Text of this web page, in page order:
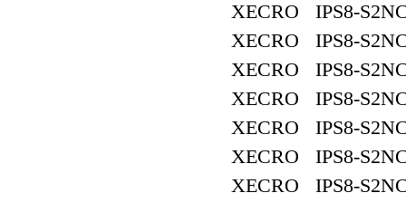
XECRO IPS8-
XECRO IPS8-
XECRO IPS8-
XECRO IPS8-
XECRO IPS8-
XECRO IPS8-
XECRO IPS8-